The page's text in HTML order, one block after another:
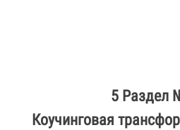
5 Раздел
Коучинговая